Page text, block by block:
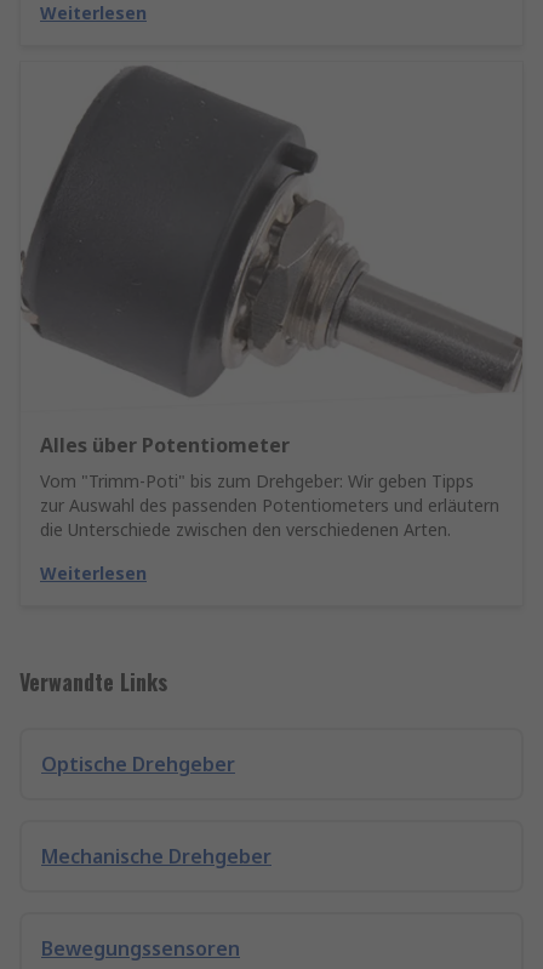
Weiterlesen
Alles über Potentiometer
Vom "Trimm-Poti" bis zum Drehgeber: Wir geben Tipps
zur Auswahl des passenden Potentiometers und erläutern
die Unterschiede zwischen den verschiedenen Arten.
Weiterlesen
Verwandte Links
Optische Drehgeber
Mechanische Drehgeber
Bewegungssensoren